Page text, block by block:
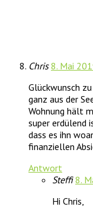
Chris 8. Mai
Glückwunsch
ganz aus der
Wohnung hält
super erdülend
dass es ihn
finanziellen
Antwort
Steffi 8.
Hi Chris,